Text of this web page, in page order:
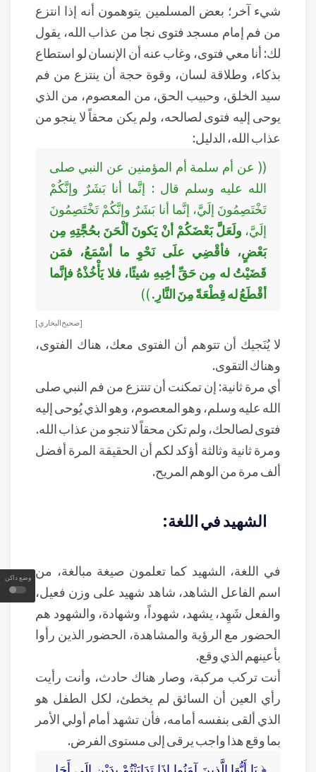
وضع داكن
شيء آخر؛ بعض المسلمين يتوهمون أنه إذا انتزع
من فم إمام مسجد فتوى نجا من عذاب الله، يقول
لك: أنا معي فتوى، وغاب عنه أن الإنسان لو استطاع
بذكاء، وطلاقة لسان، وقوة حجة أن ينتزع من فم
سيد الخلق، وحبيب الحق، من المعصوم، من الذي
يوحى إليه فتوى لصالحه، ولم يكن محقاً لا ينجو من
عذاب الله، الدليل:
(( عن أم سلمة أم المؤمنين عن النبي صلى
الله عليه وسلم قال : إنَّما أنا بَشَرٌ وإنَّكُمْ
تَخْتَصِمُونَ إلَيَّ، إنَّما أنا بَشَرٌ وإنَّكُمْ تَخْتَصِمُونَ
إلَيَّ، ولَعَلَّ بَعْضَكُمْ أنْ يَكونَ ألْحَنَ بحُجَّتِهِ مِن
بَعْضٍ، فأقْضِي علَى نَحْوِ ما أسْمَعُ، فمَن
قَضَيْتُ له مِن حَقِّ أخِيهِ شيئًا، فلا يَأْخُذْهُ فإنَّما
أقْطَعُ له قِطْعَةً مِنَ النَّارِ.))
[ صحيح البخاري ]
لا يُنَجيك أن تتوهم أن الفتوى معك، هناك الفتوى،
وهناك التقوى.
أي مرة ثانية: إن تمكنت أن تنتزع من فم النبي صلى
الله عليه وسلم، وهو المعصوم، وهو الذي يُوحى إليه
فتوى لصالحك، ولم تكن محقاً لا تنجو من عذاب الله.
ومرة ثانية وثالثة أؤكد لكم أن الحقيقة المرة أفضل
ألف مرة من الوهم المريح.
الشهيد في اللغة:
في اللغة، الشهيد كما تعلمون صيغة مبالغة، من
اسم الفاعل الشاهد، شاهد شهيد على وزن فعيل،
والفعل شَهِد، يشهد، شهوداً، وشهادة، والشهود هم
الحضور مع الرؤية والمشاهدة، الحضور الذين رأوا
بأعينهم الذي وقع.
أنت تركب مركبة، وصار هناك حادث، وأنت رأيت
رأي العين أن السائق لم يخطئ، لكل الطفل هو
الذي ألقى بنفسه أمامه، فأن تشهد أمام أولي الأمر
بما وقع هذا واجب يرقى إلى مستوى الفرض.